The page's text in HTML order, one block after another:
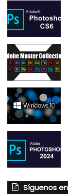
Síguenos